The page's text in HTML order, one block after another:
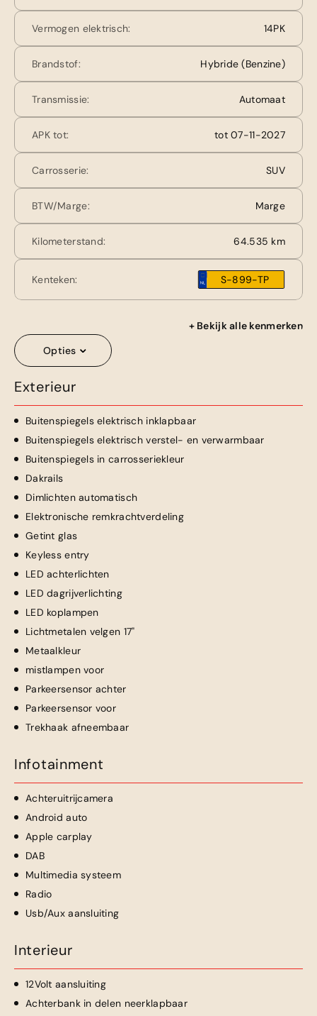
Vermogen elektrisch: 14PK
Brandstof: Hybride (Benzine)
Transmissie: Automaat
APK tot: tot 07-11-2027
Carrosserie: SUV
BTW/Marge: Marge
Kilometerstand: 64.535 km
Kenteken: S-899-TP
+ Bekijk alle kenmerken
Opties
Exterieur
Buitenspiegels elektrisch inklapbaar
Buitenspiegels elektrisch verstel- en verwarmbaar
Buitenspiegels in carrosseriekleur
Dakrails
Dimlichten automatisch
Elektronische remkrachtverdeling
Getint glas
Keyless entry
LED achterlichten
LED dagrijverlichting
LED koplampen
Lichtmetalen velgen 17"
Metaalkleur
mistlampen voor
Parkeersensor achter
Parkeersensor voor
Trekhaak afneembaar
Infotainment
Achteruitrijcamera
Android auto
Apple carplay
DAB
Multimedia systeem
Radio
Usb/Aux aansluiting
Interieur
12Volt aansluiting
Achterbank in delen neerklapbaar